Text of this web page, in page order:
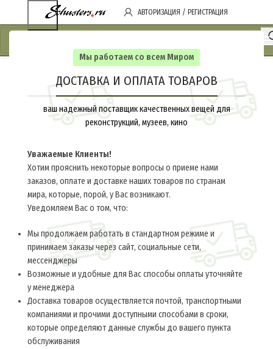
Мы работаем со всем Миром
ДОСТАВКА И ОПЛАТА ТОВАРОВ
ваш надежный поставщик качественных вещей для
реконструкций, музеев, кино
Уважаемые Клиенты!
Хотим прояснить некоторые вопросы о приеме нами
заказов, оплате и доставке наших товаров по странам
мира, которые, порой, у Вас возникают.
Уведомляем Вас о том, что:
Мы продолжаем работать в стандартном режиме и
принимаем заказы через сайт, социальные сети,
мессенджеры
Возможные и удобные для Вас способы оплаты уточняйте
у менеджера
Доставка товаров осуществляется почтой, транспортными
компаниями и прочими доступными способами в сроки,
которые определяют данные службы до вашего пункта
обслуживания
АВТОРИЗАЦИЯ / РЕГИСТРАЦИЯ